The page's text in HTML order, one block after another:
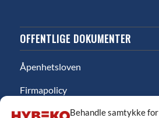
Behandle samtykke for
OFFENTLIGE DOKUMENTER
Åpenhetsloven
Firmapolicy
Miljø